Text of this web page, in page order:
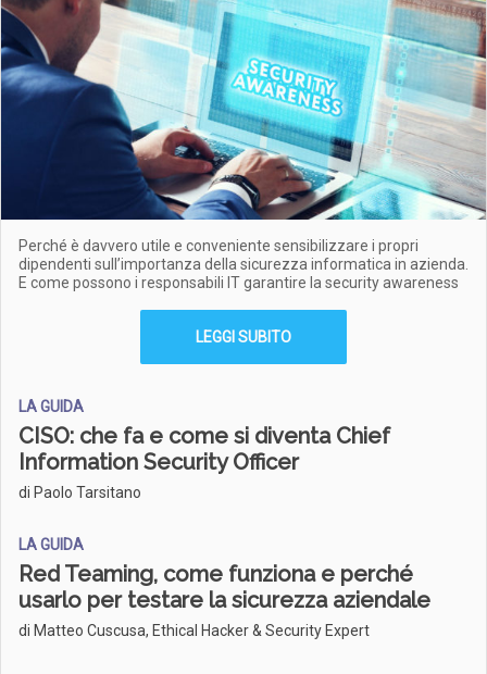
Perché è davvero utile e conveniente sensibilizzare i propri
dipendenti sull’importanza della sicurezza informatica in azienda.
E come possono i responsabili IT garantire la security awareness
LEGGI SUBITO
LA GUIDA
CISO: che fa e come si diventa Chief
Information Security Officer
di Paolo Tarsitano
LA GUIDA
Red Teaming, come funziona e perché
usarlo per testare la sicurezza aziendale
di Matteo Cuscusa, Ethical Hacker & Security Expert